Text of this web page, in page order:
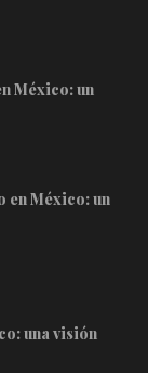
México: un
en México: un
una visión